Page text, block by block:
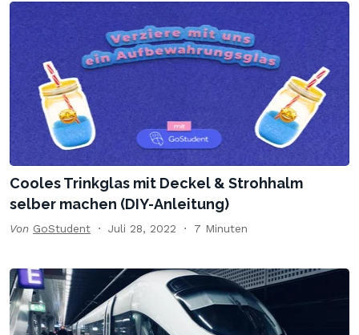
Cooles Trinkglas mit Deckel & Strohhalm
selber machen (DIY-Anleitung)
Von GoStudent Juli 28, 2022 7 Minuten